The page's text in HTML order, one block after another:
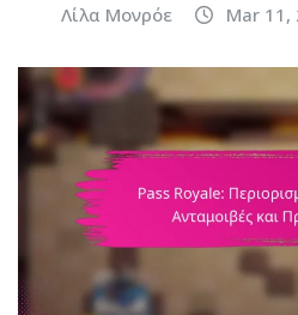
Λίλα Μονρόε Mar 11,